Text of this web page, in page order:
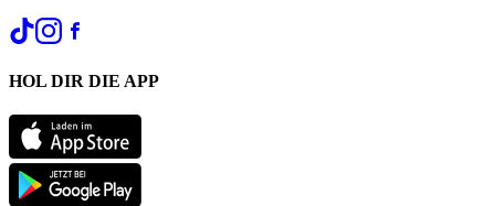
HOL DIR DIE APP